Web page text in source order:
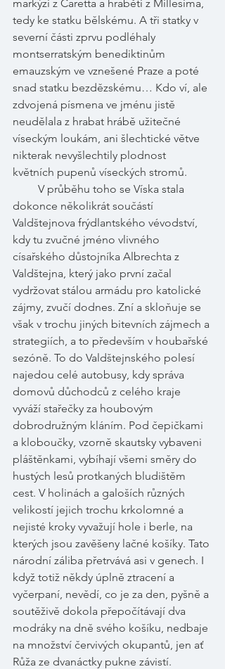
markýzi z Caretta a hraběti z Millesima,
tedy ke statku bělskému. A tři statky v
severní části zprvu podléhaly
montserratským benediktinům
emauzským ve vznešené Praze a poté
snad statku bezdězskému… Kdo ví, ale
zdvojená písmena ve jménu jistě
neudělala z hrabat hrábě užitečné
víseckým loukám, ani šlechtické větve
nikterak nevyšlechtily plodnost
květních pupenů víseckých stromů.
dokonce několikrát součástí
Valdštejnova frýdlantského vévodství,
kdy tu zvučné jméno vlivného
císařského důstojníka Albrechta z
Valdštejna, který jako první začal
vydržovat stálou armádu pro katolické
zájmy, zvučí dodnes. Zní a skloňuje se
však v trochu jiných bitevních zájmech a
strategiích, a to především v houbařské
sezóně. To do Valdštejnského polesí
najedou celé autobusy, kdy správa
domovů důchodců z celého kraje
vyváží stařečky za houbovým
dobrodružným kláním. Pod čepičkami
a kloboučky, vzorně skautsky vybaveni
pláštěnkami, vybíhají všemi směry do
hustých lesů protkaných bludištěm
cest. V holinách a galoších různých
velikostí jejich trochu krkolomné a
nejisté kroky vyvažují hole i berle, na
kterých jsou zavěšeny lačné košíky. Tato
národní záliba přetrvává asi v genech. I
když totiž někdy úplně ztracení a
vyčerpaní, nevědí, co je za den, pyšně a
soutěživě dokola přepočítávají dva
modráky na dně svého košíku, nedbaje
na množství červivých okupantů, jen ať
Růža ze dvanáctky pukne závistí.